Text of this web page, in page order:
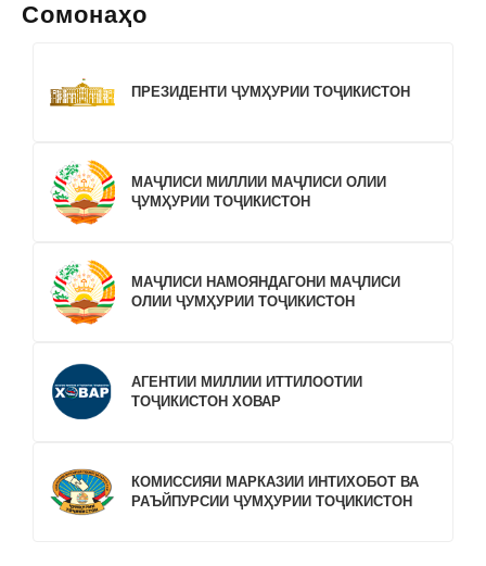
Сомонаҳо
ПРЕЗИДЕНТИ ҶУМҲУРИИ ТОҶИКИСТОН
МАҶЛИСИ МИЛЛИИ МАҶЛИСИ ОЛИИ
ҶУМҲУРИИ ТОҶИКИСТОН
МАҶЛИСИ НАМОЯНДАГОНИ МАҶЛИСИ
ОЛИИ ҶУМҲУРИИ ТОҶИКИСТОН
АГЕНТИИ МИЛЛИИ ИТТИЛООТИИ
ТОҶИКИСТОН ХОВАР
КОМИССИЯИ МАРКАЗИИ ИНТИХОБОТ ВА
РАЪЙПУРСИИ ҶУМҲУРИИ ТОҶИКИСТОН